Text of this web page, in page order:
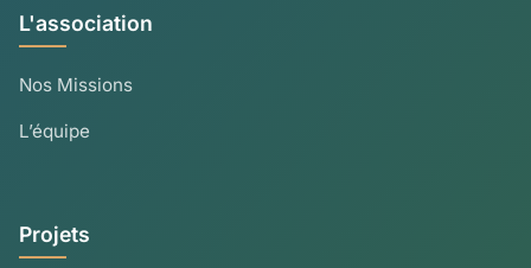
L'association
Nos Missions
L’équipe
Projets